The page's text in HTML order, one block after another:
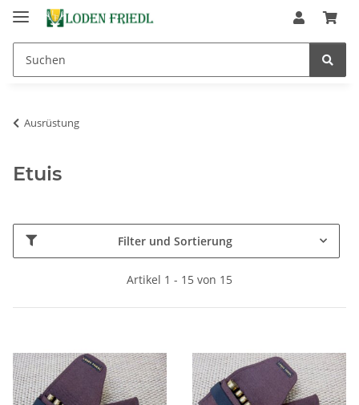
Ausrüstung
Etuis
Filter und Sortierung
Artikel 1 - 15 von 15